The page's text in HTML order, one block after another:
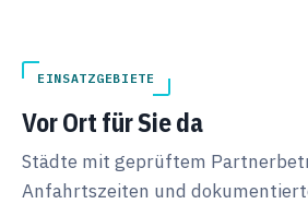
EINSATZGEBIETE
Vor Ort für Sie da
Städte mit geprüftem
Anfahrtszeiten und